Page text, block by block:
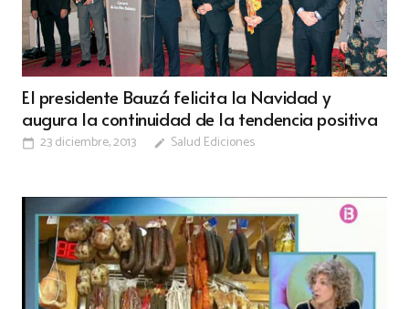
El presidente Bauzá felicita la Navidad y
augura la continuidad de la tendencia positiva
calendar_today 23 diciembre, 2013 edit Salud Ediciones